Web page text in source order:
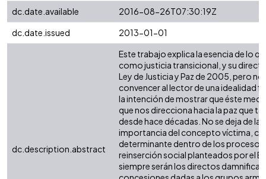
dc.date.available
2016-08-26T07:30:19Z
dc.date.issued
2013-01-01
dc.description.abstract
Este trabajo explica la esencia de lo
como justicia transicional, y su
Ley de Justicia y Paz de 2005, pero no
convencer al lector de una idealidad
la intención de mostrar que éste
que nos direcciona hacia la paz que
desde hace décadas. No se deja de
importancia del concepto víctima,
determinante dentro de los procesos
reinserción social planteados por el
siempre serán los directos